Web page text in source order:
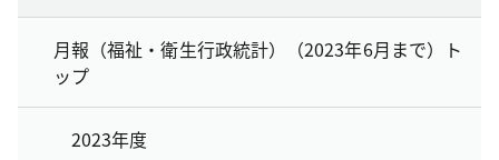
月報（福祉・衛生行政統計）（2023年6月まで）ト
ップ
2023年度